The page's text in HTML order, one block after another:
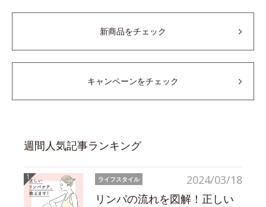
新商品をチェック
キャンペーンをチェック
週間人気記事ランキング
2024/03/18
ライフスタイル
リンパの流れを図解！正しい